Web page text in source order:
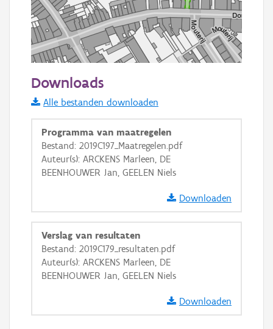
Informatie Vlaanderen
i
+ −
Basis Lagen
OSM-Basiskaart
GRB-Basiskaart
Downloads
Alle bestanden downloaden
Programma van maatregelen
Bestand: 2019C197_Maatregelen.pdf
Auteur(s): ARCKENS Marleen, DE
BEENHOUWER Jan, GEELEN Niels
Downloaden
Verslag van resultaten
Bestand: 2019C179_resultaten.pdf
Auteur(s): ARCKENS Marleen, DE
BEENHOUWER Jan, GEELEN Niels
Downloaden